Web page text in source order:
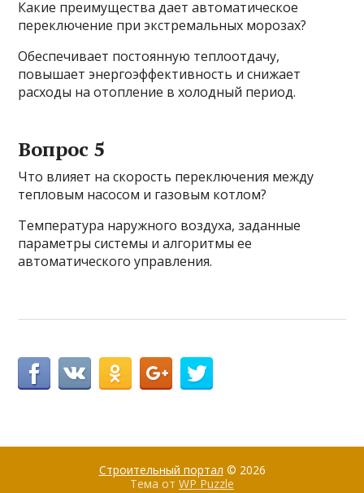
Какие преимущества дает автоматическое
переключение при экстремальных морозах?
Обеспечивает постоянную теплоотдачу,
повышает энергоэффективность и снижает
расходы на отопление в холодный период.
Вопрос 5
Что влияет на скорость переключения между
тепловым насосом и газовым котлом?
Температура наружного воздуха, заданные
параметры системы и алгоритмы ее
автоматического управления.
Строительный портал © 2026
Тема от WP Puzzle